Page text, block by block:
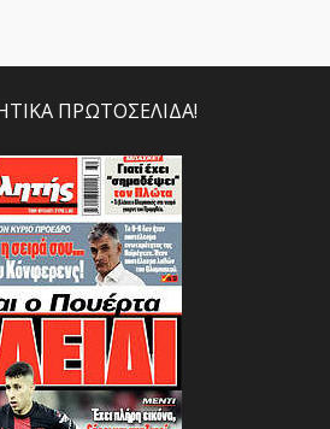
ΠΡΩΤΟΣΕΛΙΔΑ!